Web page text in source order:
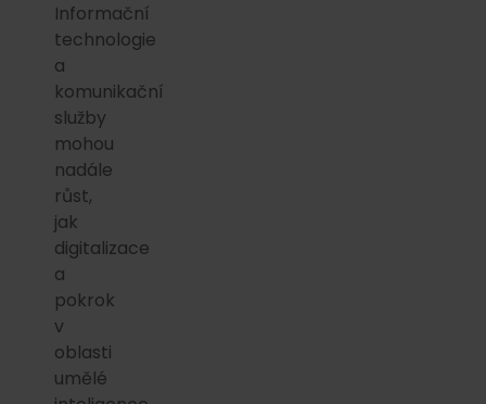
Informační
technologie
a
komunikační
služby
mohou
nadále
růst,
jak
digitalizace
a
pokrok
v
oblasti
umělé